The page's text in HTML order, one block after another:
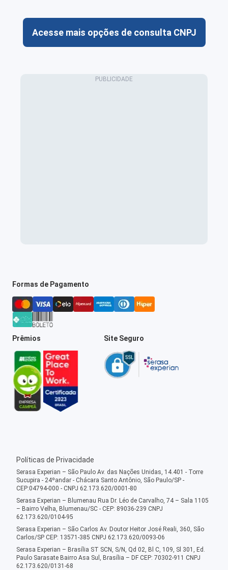
Acesse mais opções de consulta CNPJ
Formas de Pagamento
Prêmios Site Seguro
Políticas de Privacidade
Serasa Experian – São Paulo Av. das Nações Unidas, 14.401 - Torre
Sucupira - 24ºandar - Chácara Santo Antônio, São Paulo/SP -
CEP:04794-000 - CNPJ 62.173.620/0001-80
Serasa Experian – Blumenau Rua Dr. Léo de Carvalho, 74 – Sala 1105
– Bairro Velha, Blumenau/SC - CEP: 89036-239 CNPJ
62.173.620/0104-95
Serasa Experian – São Carlos Av. Doutor Heitor José Reali, 360, São
Carlos/SP CEP: 13571-385 CNPJ 62.173.620/0093-06
Serasa Experian – Brasília ST SCN, S/N, Qd 02, Bl C, 109, Sl 301, Ed.
Paulo Sarasate Bairro Asa Sul, Brasília – DF CEP: 70302-911 CNPJ
62.173.620/0131-68